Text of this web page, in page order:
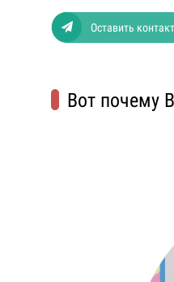
Оставить контакт
Вот почему